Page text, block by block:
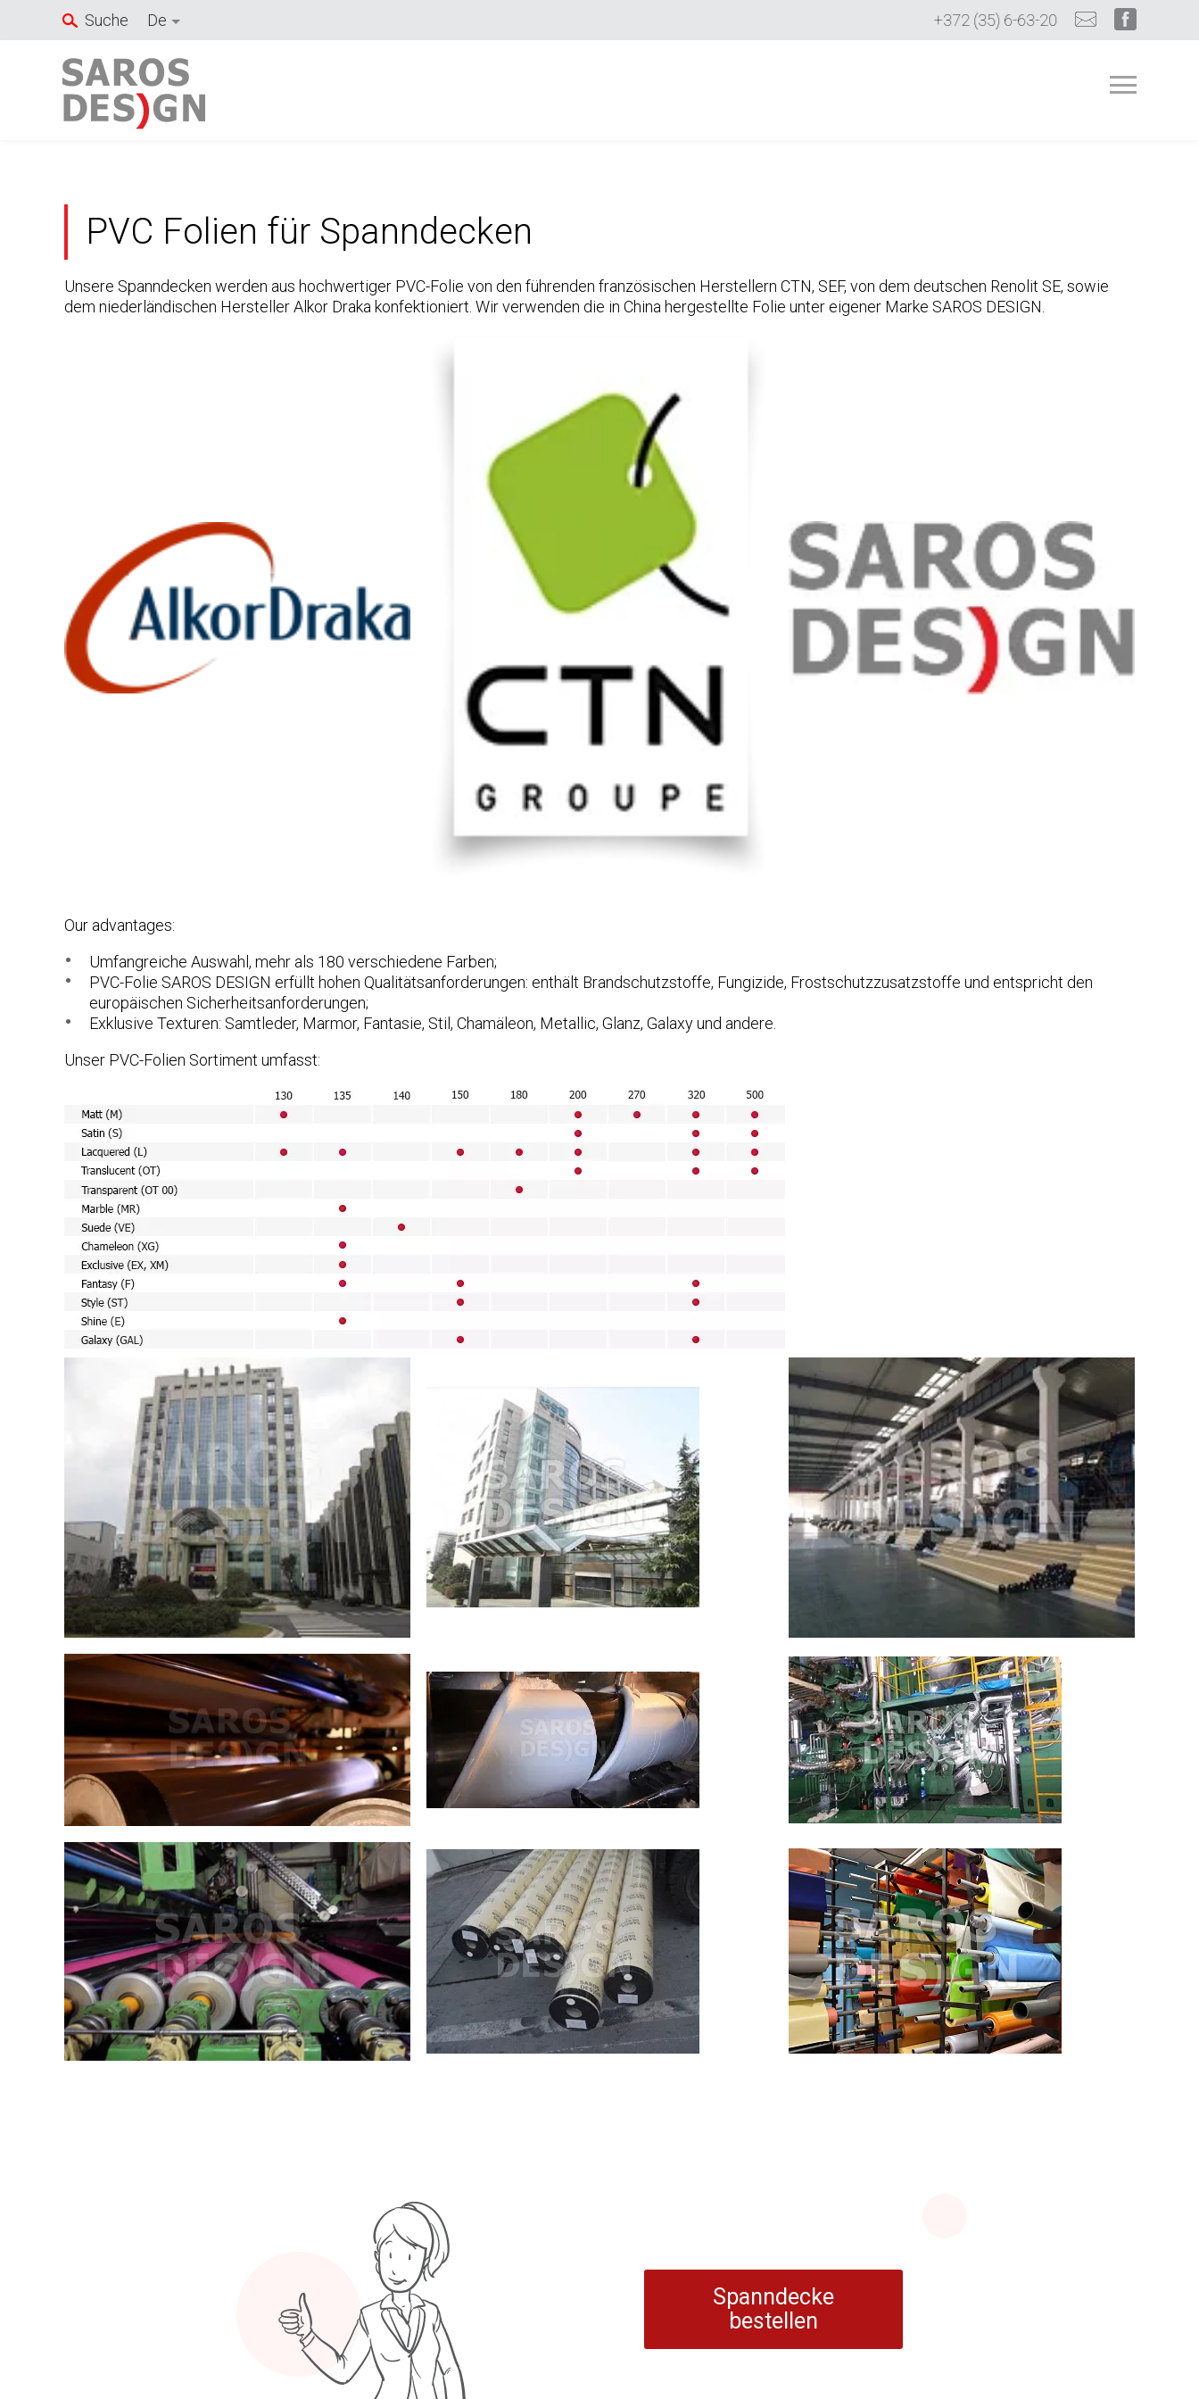
Suche De +372 (35) 6-63-20
PVC Folien für Spanndecken
Unsere Spanndecken werden aus hochwertiger PVC-Folie von den führenden französischen Herstellern CTN, SEF, von dem deutschen Renolit SE, sowie
dem niederländischen Hersteller Alkor Draka konfektioniert. Wir verwenden die in China hergestellte Folie unter eigener Marke SAROS DESIGN.
Our advantages:
Umfangreiche Auswahl, mehr als 180 verschiedene Farben;
PVC-Folie SAROS DESIGN erfüllt hohen Qualitätsanforderungen: enthält Brandschutzstoffe, Fungizide, Frostschutzzusatzstoffe und entspricht den
europäischen Sicherheitsanforderungen;
Exklusive Texturen: Samtleder, Marmor, Fantasie, Stil, Chamäleon, Metallic, Glanz, Galaxy und andere.
Unser PVC-Folien Sortiment umfasst:
Spanndecke
bestellen